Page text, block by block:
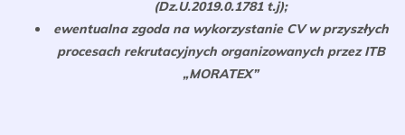
(Dz.U.2019.0.1781 t.j);
ewentualna zgoda na wykorzystanie CV w przyszłych
procesach rekrutacyjnych organizowanych przez ITB
„MORATEX”